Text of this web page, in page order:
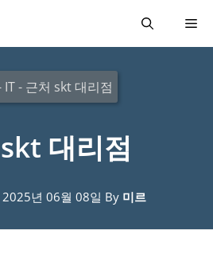
메
IT- 근처 skt 대리점
대리점
년 06월 08일 By 미르